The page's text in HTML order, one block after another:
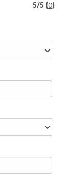
5/5 (0)